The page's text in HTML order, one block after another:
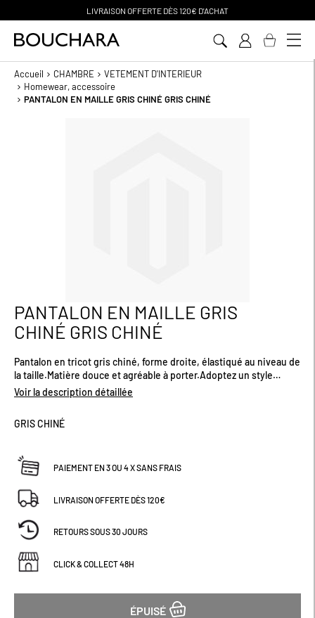
PAIEMENT EN 3 SANS FRAIS
Accueil CHAMBRE
VETEMENT D'INTERIEUR
Homewear, accessoire
PANTALON EN MAILLE GRIS CHINÉ GRIS CHINÉ
Passer
au
début
la
Galerie
d’images
PANTALON EN MAILLE GRIS
CHINÉ GRIS CHINÉ
Pantalon en tricot gris chiné, forme droite, élastiqué au niveau de
la taille.Matière douce et agréable à porter.Adoptez un style
branché et cocooning dans votre intérieur.Débardeur et
chaussons vendus séparément.
Voir la description détaillée
GRIS CHINÉ
PAIEMENT EN 3 OU 4 X SANS FRAIS
LIVRAISON OFFERTE DÈS 120€
RETOURS SOUS 30 JOURS
CLICK & COLLECT 48H
ÉPUISÉ